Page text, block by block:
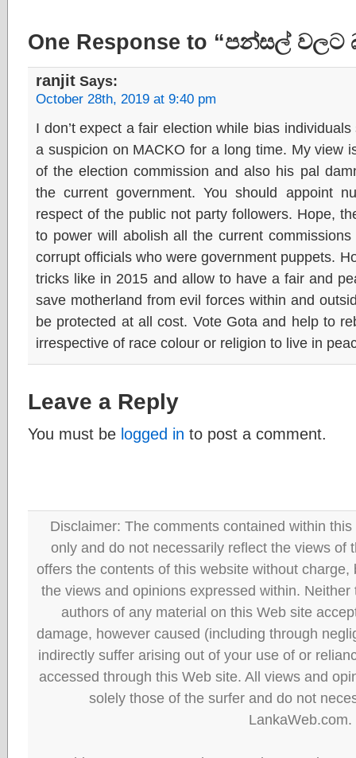
One Response to “පන්සල් වලට
ranjit Says:
October 28th, 2019 at 9:40 pm
I don’t expect a fair election while bias
a suspicion on MACKO for a long time. My view
of the election commission and also his pal
the current government. You should appoint
respect of the public not party followers. Hope,
to power will abolish all the current
corrupt officials who were government puppets.
tricks like in 2015 and allow to have a fair and
save motherland from evil forces within and
be protected at all cost. Vote Gota and help to
irrespective of race colour or religion to live in
Leave a Reply
You must be logged in to post a comment.
Disclaimer: The comments contained within
only and do not necessarily reflect the views of
offers the contents of this website without
the views and opinions expressed within.
authors of any material on this Web site
damage, however caused (including through
indirectly suffer arising out of your use of or
accessed through this Web site. All views and
solely those of the surfer and do not
LankaWeb.com.